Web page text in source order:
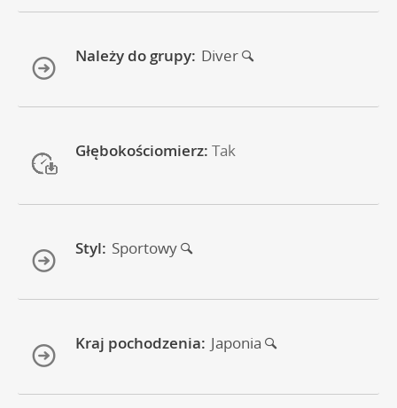
Należy do grupy: Diver
Głębokościomierz: Tak
Styl: Sportowy
Kraj pochodzenia: Japonia